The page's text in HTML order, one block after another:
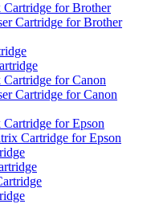
for Brother
Cartridge for Brother
for Canon
Cartridge for Canon
for Epson
Cartridge for Epson